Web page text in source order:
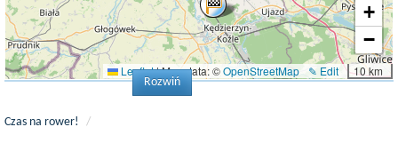
+
−
10 km
✎ Edit
Leaflet|Map data: ©OpenStreetMap
Rozwiń
Czas na rower! /